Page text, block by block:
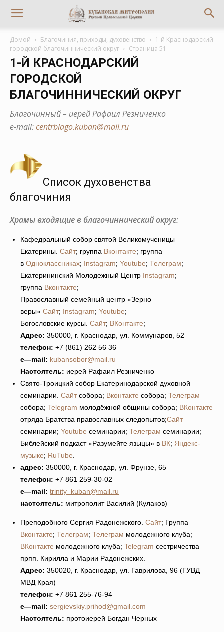
Домой Благочиния, приходы, духовенство
1-й Краснодарский
городской благочиннический округ
Страница 51
1-Й КРАСНОДАРСКИЙ
ГОРОДСКОЙ
БЛАГОЧИННИЧЕСКИЙ ОКРУГ
Благочинный – иерей Рафаил Резниченко
е-mail:centrblago.kuban@mail.ru
Список духовенства
благочиния
Храмы входящие в благочиннический округ:
Кафедральный собор святой Великомученицы
Екатерины. Сайт; группа Вконтакте; группа
в Одноклассниках; Instagram; Youtube; Телеграм;
Екатерининский Молодежный Центр Instagram;
группа Вконтакте;
Православный семейный центр «Зерно
веры» Сайт; Instagram; Youtube;
Богословские курсы. Сайт; ВКонтакте;
Адрес: 350000, г. Краснодар, ул. Коммунаров, 52
телефон: +7 (861) 262 56 36
e—mail: kubansobor@mail.ru
Настоятель: иерей Рафаил Резниченко
Свято-Троицкий собор Екатеринодарской духовной
семинарии. Сайтсобора; Вконтакте собора; Телеграм
собора; Telegram молодёжной общины собора; ВКонтакте
отряда Братства православных следопытов;Сайт
семинарии; Youtube семинарии; Телеграм семинарии;
Библейский подкаст «Разумейте языцы» в ВК; Яндекс-
музыке; RuTube
адрес: 350000, г. Краснодар, ул. Фрунзе, 65
телефон: +7 861 259-30-02
e—mail: trinity_kuban@mail.ru
настоятель: митрополит Василий (Кулаков)
Преподобного Сергия Радонежского. Сайт; Группа
Вконтакте; Телеграм; Телеграм молодежного клуба;
ВКонтакте молодежного клуба; Telegram сестричества
прпп. Кирилла и Марии Радонежских.
Адрес: 350020, г. Краснодар, ул. Гаврилова, 96 (ГУВД
МВД Края)
телефон: +7 861 255-76-94
e—mail: sergievskiy.prihod@gmail.com
Настоятель: протоиерей Богдан Черных